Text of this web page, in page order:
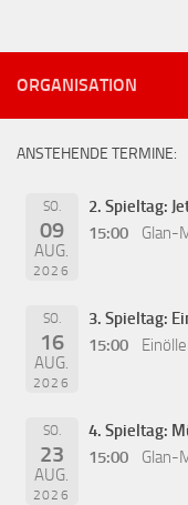
ORGANISATION
ANSTEHENDE TERMINE:
SO.
09
AUG.
2026
2. Spieltag:
15:00
Glan-
SO.
16
AUG.
2026
3. Spieltag:
15:00
SO.
23
AUG.
2026
4. Spieltag:
15:00
Glan-